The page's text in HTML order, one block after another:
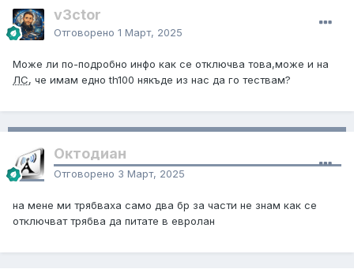
v3ctor
Отговорено 1 Март, 2025
Може ли по-подробно инфо как се отключва това,може и на
ЛС, че имам едно th100 някъде из нас да го тествам?
Октодиан
Отговорено 3 Март, 2025
на мене ми трябваха само два бр за части не знам как се
отключват трябва да питате в евролан